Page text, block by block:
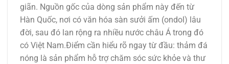
giãn. Nguồn gốc của dòng sản phẩm này đến từ
Hàn Quốc, nơi có văn hóa sàn sưởi ấm (ondol) lâu
đời, sau đó lan rộng ra nhiều nước châu Á trong đó
có Việt Nam.Điểm cần hiểu rõ ngay từ đầu: thảm đá
nóng là sản phẩm hỗ trợ chăm sóc sức khỏe và thư